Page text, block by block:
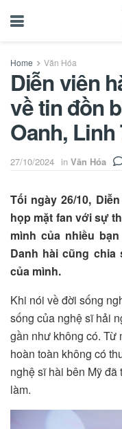
Home Văn Hóa
Diễn viên
về tin đồn
Oanh, Linh
27/10/2024 in Văn Hóa
Tối ngày 26/10,
họp mặt fan với sự
mình của nhiều
Danh hài cũng
của mình.
Khi nói về đời sống
sống của nghệ sĩ hải
gần như không có. Từ
hoàn toàn không có
nghệ sĩ hài bên Mỹ
làm.